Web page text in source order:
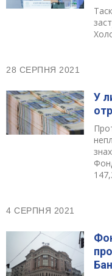
28 СЕРПНЯ 2021
У
4 СЕРПНЯ 2021